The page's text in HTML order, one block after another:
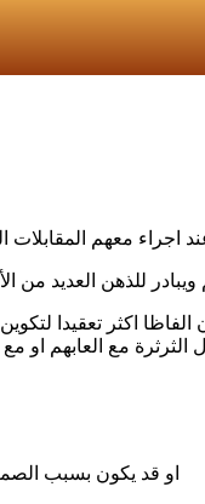
معهم المقابلات
للذهن العديد
اكثر تعقيدا
الثرثرة مع العابهم
او قد يكون بسبب